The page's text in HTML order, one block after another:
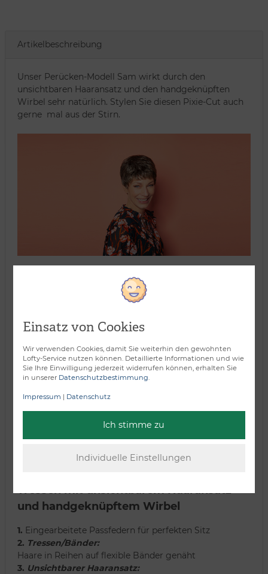
Artikelbeschreibung
Unser Perücken-Modell Sam wirkt durch den
unsichtbaren Haaransatz und den handgeknüpften
Wirbel sehr natürlich. Stylen Sie diesen Pixie-Cut auch
gerne mal aus der Stirn.
Verarbeitungsart:
Tressen mit unsichtbarem Haaransatz
und handgeknüpftem Wirbel
1. Eingearbeitete Passfedern für perfekten Sitz
2. Tressen/Bänder:
Haare in Reihen auf flexible Bänder genäht
3. Unsichtbarer Haaransatz:
Einsatz von Cookies
Wir verwenden Cookies, damit Sie weiterhin den gewohnten
Lofty-Service nutzen können. Detaillierte Informationen und wie
Sie Ihre Einwilligung jederzeit widerrufen können, erhalten Sie
in unserer Datenschutzbestimmung
Impressum | Datenschutz
Ich stimme zu